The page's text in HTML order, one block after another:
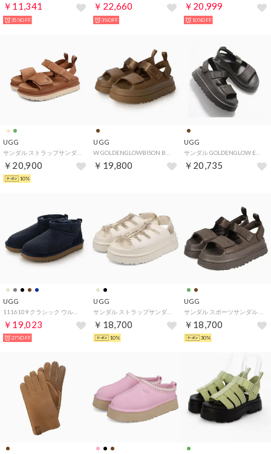
￥11,341
35%OFF
￥22,660
3%OFF
￥20,999
10%OFF
UGG
サンダル ストラップサンダル ゴールデンスター レディース ブラック ブラウン ベージュ 黒 1136783
￥20,900
10%
UGG
W GOLDENGLOWBISON BROWN （BISON BROWN）
￥19,800
UGG
サンダル GOLDENGLOW EMBOSSED 1175311 （DNSS/ダークブラウン）
￥20,735
UGG
￥19,023
27%OFF
UGG
￥18,700
10%
UGG
￥18,700
30%